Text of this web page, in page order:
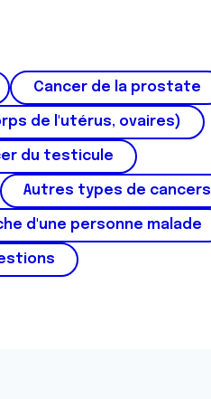
Cancer de la prostate
de l'utérus, ovaires)
du testicule
Autres types de cancers
d'une personne malade